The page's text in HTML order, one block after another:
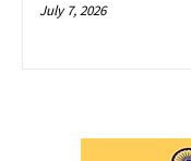
July 7, 2026